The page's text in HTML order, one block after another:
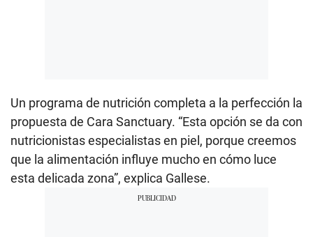
Un programa de nutrición completa a la perfección la
propuesta de Cara Sanctuary. “Esta opción se da con
nutricionistas especialistas en piel, porque creemos
que la alimentación influye mucho en cómo luce
esta delicada zona”, explica Gallese.